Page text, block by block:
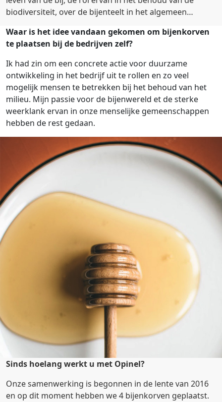
biodiversiteit, over de bijenteelt in het algemeen…
Waar is het idee vandaan gekomen om bijenkorven
te plaatsen bij de bedrijven zelf?
Ik had zin om een concrete actie voor duurzame
ontwikkeling in het bedrijf uit te rollen en zo veel
mogelijk mensen te betrekken bij het behoud van het
milieu. Mijn passie voor de bijenwereld et de sterke
weerklank ervan in onze menselijke gemeenschappen
hebben de rest gedaan.
Sinds hoelang werkt u met Opinel?
Onze samenwerking is begonnen in de lente van 2016
en op dit moment hebben we 4 bijenkorven geplaatst.